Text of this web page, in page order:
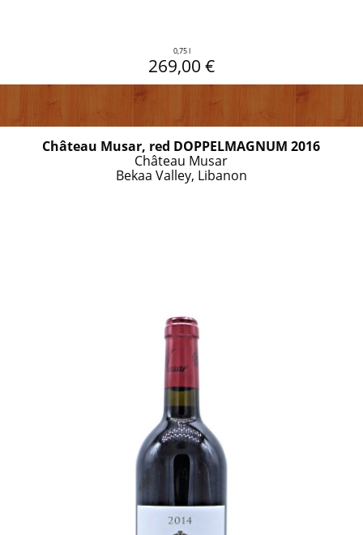
0,75 l
269,00 €
Château Musar, red DOPPELMAGNUM 2016
Château Musar
Bekaa Valley, Libanon